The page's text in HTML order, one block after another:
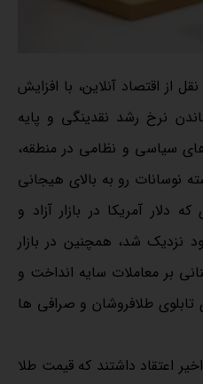
از اقتصاد آنلاین، با افزایش
نرخ رشد نقدینگی و پایه
سیاسی و نظامی در منطقه،
نوسانات رو به بالای هیجانی
دلار آمریکا در بازار آزاد و
نزدیک شد، همچنین در بازار
بر معاملات سایه انداخت و
طلافروشان و صرافی ها
اعتقاد داشتند که قیمت طلا